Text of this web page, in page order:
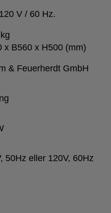
V / 60 Hz.
x B560 x H500 (mm)
& Feuerherdt GmbH
50Hz eller 120V, 60Hz